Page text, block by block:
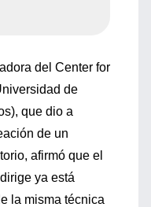
del Center for
de
que dio a
de un
afirmó que el
ya está
la misma técnica